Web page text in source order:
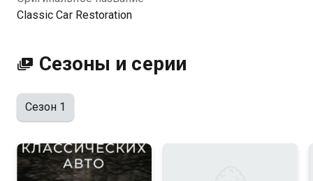
Classic Car Restoration
Сезоны и серии
Сезон 1